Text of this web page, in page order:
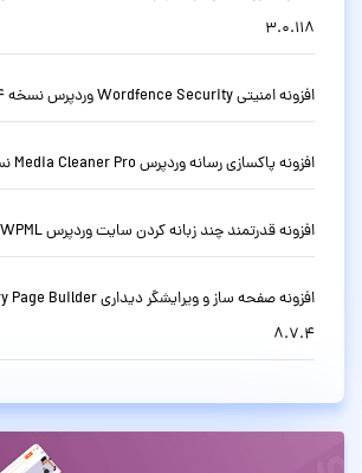
3.0.118
افزونه امنیتی Wordfence Security وردپرس نسخه 8.1.4
افزونه پاکسازی رسانه وردپرس Media Cleaner Pro نسخه 7.0.8
افزونه قدرتمند چند زبانه کردن سایت وردپرس WPML نسخه 4.9.6
8.7.4